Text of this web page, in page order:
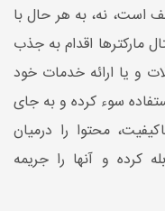
است، نه، به هر حال با
مارکترها اقدام به جذب
و یا ارائه خدمات خود
سوء کرده و به جای
محتوا را درمیان
کرده و آنها را جریمه